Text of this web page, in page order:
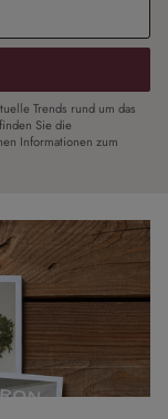
Trends rund um das
Sie die
Informationen zum